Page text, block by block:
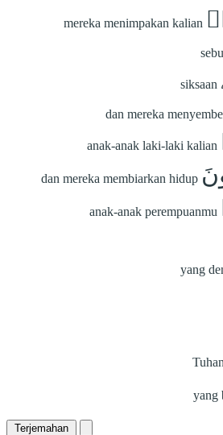
mereka menimpakan kalian
siksaan
dan mereka
anak-anak laki-laki kalian
dan mereka membiarkan hidup
anak-anak perempuanmu
yang
yang
Terjemahan